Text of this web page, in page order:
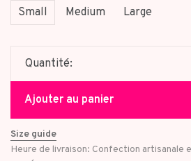
Small Medium Large
Quantité:
Ajouter au panier
Size guide
Heure de livraison: Confection artisanale